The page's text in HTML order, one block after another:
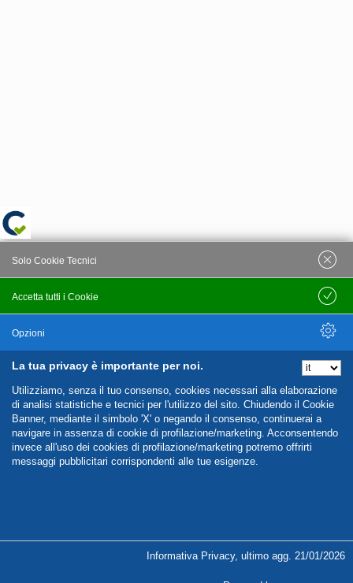
La tua privacy è importante per noi.
Utilizziamo, senza il tuo consenso, cookies necessari alla elaborazione
di analisi statistiche e tecnici per l'utilizzo del sito. Chiudendo il Cookie
Banner, mediante il simbolo 'X' o negando il consenso, continuerai a
navigare in assenza di cookie di profilazione/marketing. Acconsentendo
invece all'uso dei cookies di profilazione/marketing potremo offrirti
messaggi pubblicitari corrispondenti alle tue esigenze.
Accetta tutti i Cookie
Solo Cookie Tecnici
Salva
Opzioni
Nascondi Opzioni
Informativa Privacy, ultimo agg. 21/01/2026